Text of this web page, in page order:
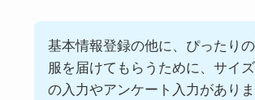
基本情報登録の他に、ぴったりの
服を届けてもらうために、サイズ
の入力やアンケート入力がありま